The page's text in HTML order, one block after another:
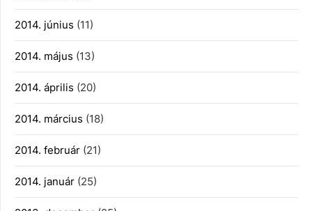
2014. június (11)
2014. május (13)
2014. április (20)
2014. március (18)
2014. február (21)
2014. január (25)